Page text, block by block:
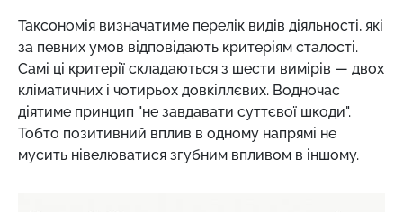
Таксономія визначатиме перелік видів діяльності, які
за певних умов відповідають критеріям сталості.
Самі ці критерії складаються з шести вимірів — двох
кліматичних і чотирьох довкіллєвих. Водночас
діятиме принцип "не завдавати суттєвої шкоди".
Тобто позитивний вплив в одному напрямі не
мусить нівелюватися згубним впливом в іншому.